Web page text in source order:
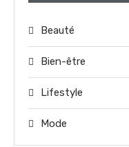
Beauté
Bien-être
Lifestyle
Mode